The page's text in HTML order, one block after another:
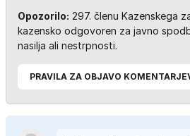
Opozorilo: 297. členu Kazenskega
kazensko odgovoren za javno
nasilja ali nestrpnosti.
PRAVILA ZA OBJAVO